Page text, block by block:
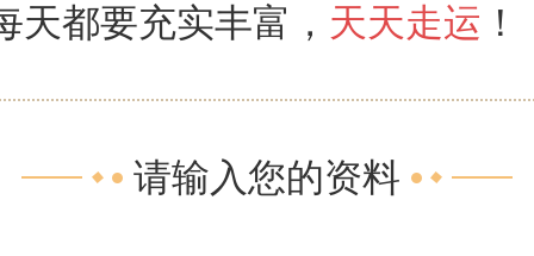
天都要充实丰富， 天天走运 ！
请输入您的资料